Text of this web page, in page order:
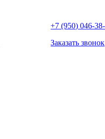
+7 (950) 046-
Заказать звонок